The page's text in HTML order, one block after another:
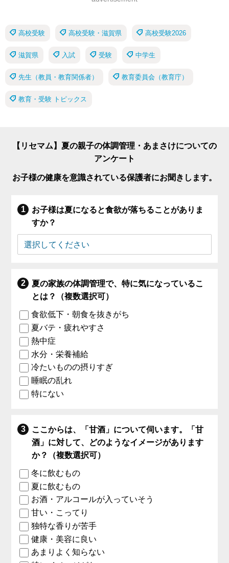
高校受験 高校受験・滋賀県 高校受験2026
滋賀県 入試 受験 中学生
先生（教員・教育関係者） 教育委員会（教育庁）
教育・受験 トピックス
【リセマム】夏の親子の体調管理・あまさけについての
アンケート
お子様の健康を意識されている保護者にお聞きします。
お子様は夏になると食欲が落ちることがありま
すか？
夏の家族の体調管理で、特に気になっているこ
とは？（複数選択可）
食欲低下・朝食を抜きがち
夏バテ・疲れやすさ
熱中症
水分・栄養補給
冷たいものの摂りすぎ
睡眠の乱れ
特にない
ここからは、「甘酒」について伺います。「甘
酒」に対して、どのようなイメージがあります
か？（複数選択可）
冬に飲むもの
夏に飲むもの
お酒・アルコールが入っていそう
甘い・こってり
独特な香りが苦手
健康・美容に良い
あまりよく知らない